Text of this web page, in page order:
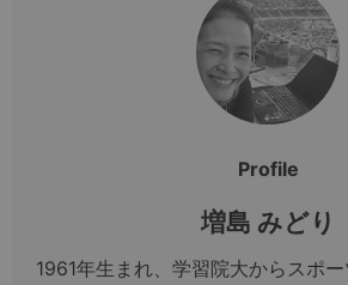
Profile
増島 みどり
1961年生まれ、学習院大からスポ